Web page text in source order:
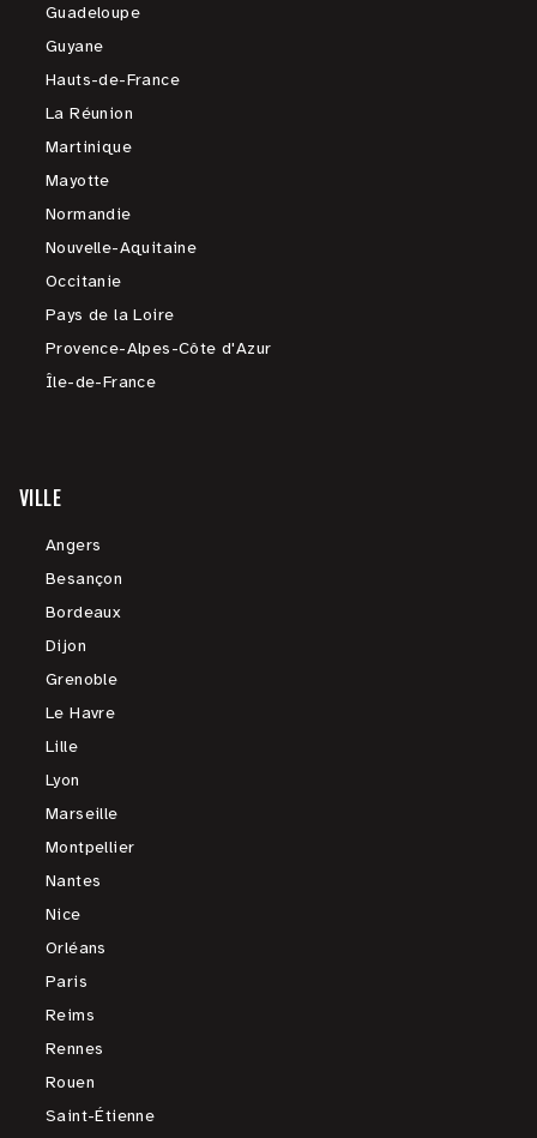
Guadeloupe
Guyane
Hauts-de-France
La Réunion
Martinique
Mayotte
Normandie
Nouvelle-Aquitaine
Occitanie
Pays de la Loire
Provence-Alpes-Côte d'Azur
Île-de-France
VILLE
Angers
Besançon
Bordeaux
Dijon
Grenoble
Le Havre
Lille
Lyon
Marseille
Montpellier
Nantes
Nice
Orléans
Paris
Reims
Rennes
Rouen
Saint-Étienne